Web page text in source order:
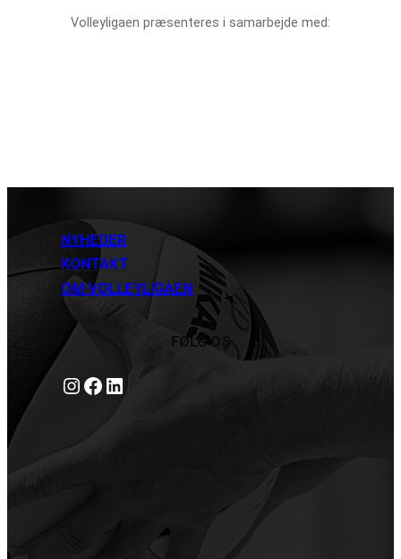
Volleyligaen præsenteres i samarbejde med:
NYHEDER
KONTAKT
OM VOLLEYLIGAEN
FØLG OS
Instagram https://www.facebook.com/danishbeachvolleytour LinkedIn